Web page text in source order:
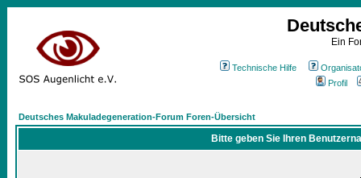
Ein
Technische Hilfe
Profil
Deutsches Makuladegeneration-Forum Foren-Übersicht
Bitte geben Sie Ihren